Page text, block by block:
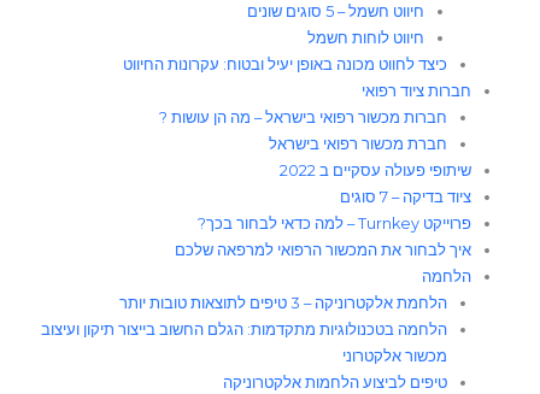
חיווט חשמל – 5 סוגים שונים
חיווט לוחות חשמל​
כיצד לחווט מכונה באופן יעיל ובטוח: עקרונות החיווט
חברות ציוד רפואי
חברות מכשור רפואי בישראל – מה הן עושות ?
חברת מכשור רפואי בישראל
שיתופי פעולה עסקיים ב 2022
ציוד בדיקה – 7 סוגים
פרוייקט Turnkey – למה כדאי לבחור בכך?
איך לבחור את המכשור הרפואי למרפאה שלכם
הלחמה
הלחמת אלקטרוניקה – 3 טיפים לתוצאות טובות יותר
הלחמה בטכנולוגיות מתקדמות: הגלם החשוב בייצור תיקון ועיצוב
מכשור אלקטרוני
טיפים לביצוע הלחמות אלקטרוניקה